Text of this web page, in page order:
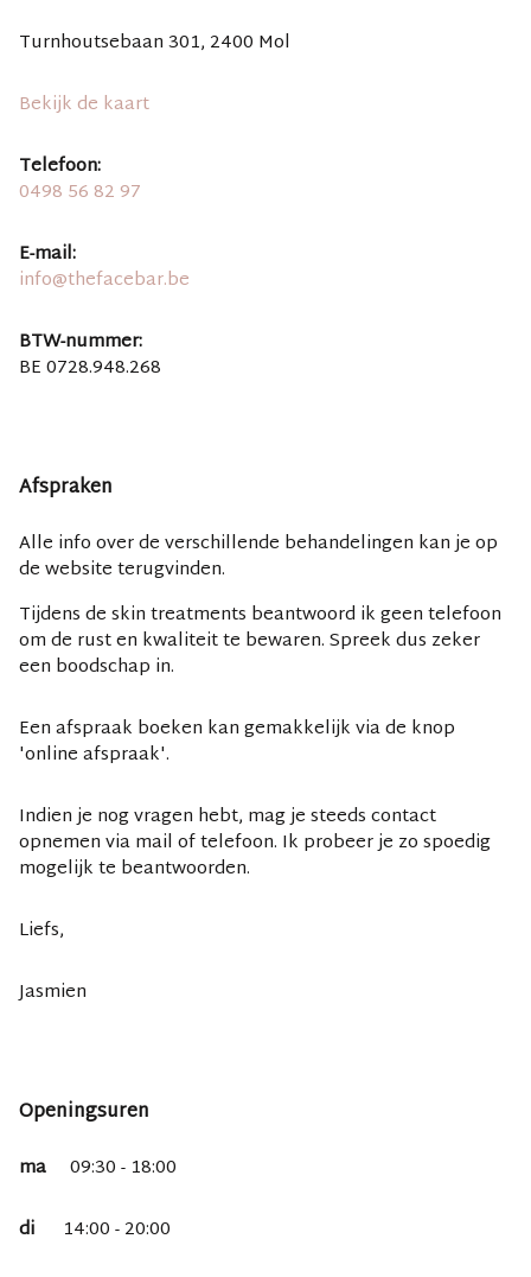
Turnhoutsebaan 301, 2400 Mol
Bekijk de kaart
Telefoon:
0498 56 82 97
E-mail:
info@thefacebar.be
BTW-nummer:
BE 0728.948.268
Afspraken
Alle info over de verschillende behandelingen kan je op
de website terugvinden.
Tijdens de skin treatments beantwoord ik geen telefoon
om de rust en kwaliteit te bewaren. Spreek dus zeker
een boodschap in.
Een afspraak boeken kan gemakkelijk via de knop
'online afspraak'.
Indien je nog vragen hebt, mag je steeds contact
opnemen via mail of telefoon. Ik probeer je zo spoedig
mogelijk te beantwoorden.
Liefs,
Jasmien
Openingsuren
ma 09:30 - 18:00
di 14:00 - 20:00